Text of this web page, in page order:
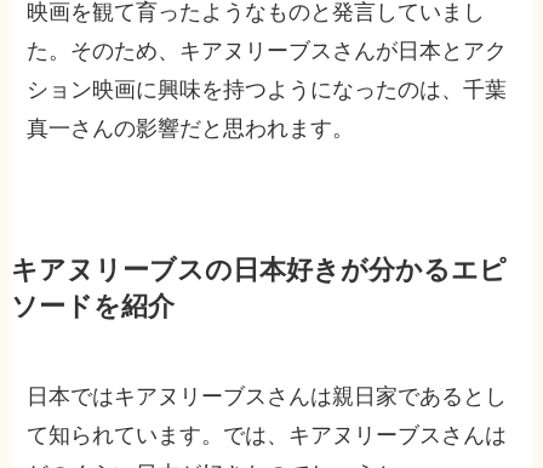
映画を観て育ったようなものと発言していまし
た。そのため、キアヌリーブスさんが日本とアク
ション映画に興味を持つようになったのは、千葉
真一さんの影響だと思われます。
キアヌリーブスの日本好きが分かるエピ
ソードを紹介
日本ではキアヌリーブスさんは親日家であるとし
て知られています。では、キアヌリーブスさんは